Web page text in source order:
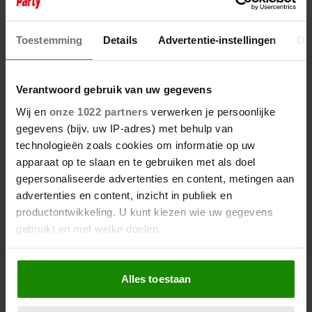
Toestemming Details Advertentie-instellingen
Verantwoord gebruik van uw gegevens
Wij en onze 1022 partners verwerken je persoonlijke
gegevens (bijv. uw IP-adres) met behulp van
technologieën zoals cookies om informatie op uw
apparaat op te slaan en te gebruiken met als doel
gepersonaliseerde advertenties en content, metingen aan
advertenties en content, inzicht in publiek en
productontwikkeling. U kunt kiezen wie uw gegevens
gebruikt en met welke doelen.
Als u het toestaat, willen we ook graag:
Informatie verzamelen over uw geografische
locatie, die tot een paar meter nauwkeurig kan zijn
Alles toestaan
Meer van Redactie
6 augustus 2026
JAMAI REAGEERT OP